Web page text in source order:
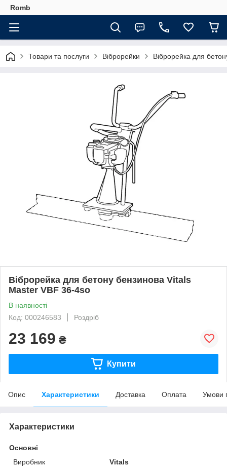
Romb
Товари та послуги Віброрейки Віброрейка для
Віброрейка для бетону бензинова Vitals
Master VBF 36-4so
В наявності
Код: 000246583
Роздріб
23 169 ₴
Купити
Опис Характеристики Доставка Оплата Умови
Характеристики
Основні
Виробник
Vitals